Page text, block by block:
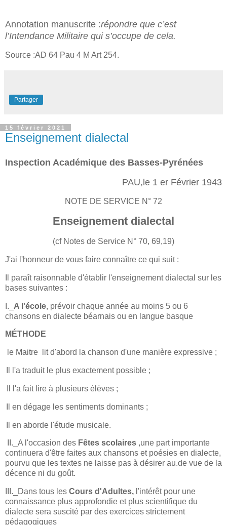
Annotation manuscrite :répondre que c’est
l’Intendance Militaire qui s’occupe de cela.
Source :AD 64 Pau 4 M Art 254.
Partager
15 février 2021
Enseignement dialectal
Inspection Académique des Basses-Pyrénées
PAU,le 1 er Février 1943
NOTE DE SERVICE N° 72
Enseignement dialectal
(cf Notes de Service N° 70, 69,19)
J'ai l'honneur de vous faire connaître ce qui suit :
Il paraît raisonnable d'établir l'enseignement dialectal sur les
bases suivantes :
I._ A l'école, prévoir chaque année au moins 5 ou 6
chansons en dialecte béarnais ou en langue basque
MÉTHODE
le Maitre lit d'abord la chanson d'une manière expressive ;
Il l'a traduit le plus exactement possible ;
Il l'a fait lire à plusieurs élèves ;
Il en dégage les sentiments dominants ;
Il en aborde l'étude musicale.
II._A l'occasion des Fêtes scolaires ,une part importante
continuera d'être faites aux chansons et poésies en dialecte,
pourvu que les textes ne laisse pas à désirer au.de vue de la
décence ni du goût.
III._Dans tous les Cours d'Adultes, l'intérêt pour une
connaissance plus approfondie et plus scientifique du
dialecte sera suscité par des exercices strictement
pédagogiques